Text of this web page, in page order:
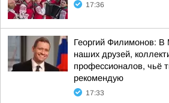
17:36
Георгий Филимонов:
наших друзей,
профессионалов, чьё
рекомендую
17:33